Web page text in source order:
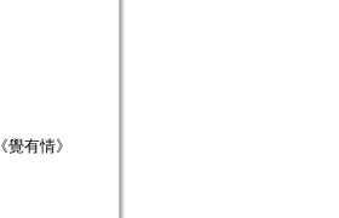
有情》